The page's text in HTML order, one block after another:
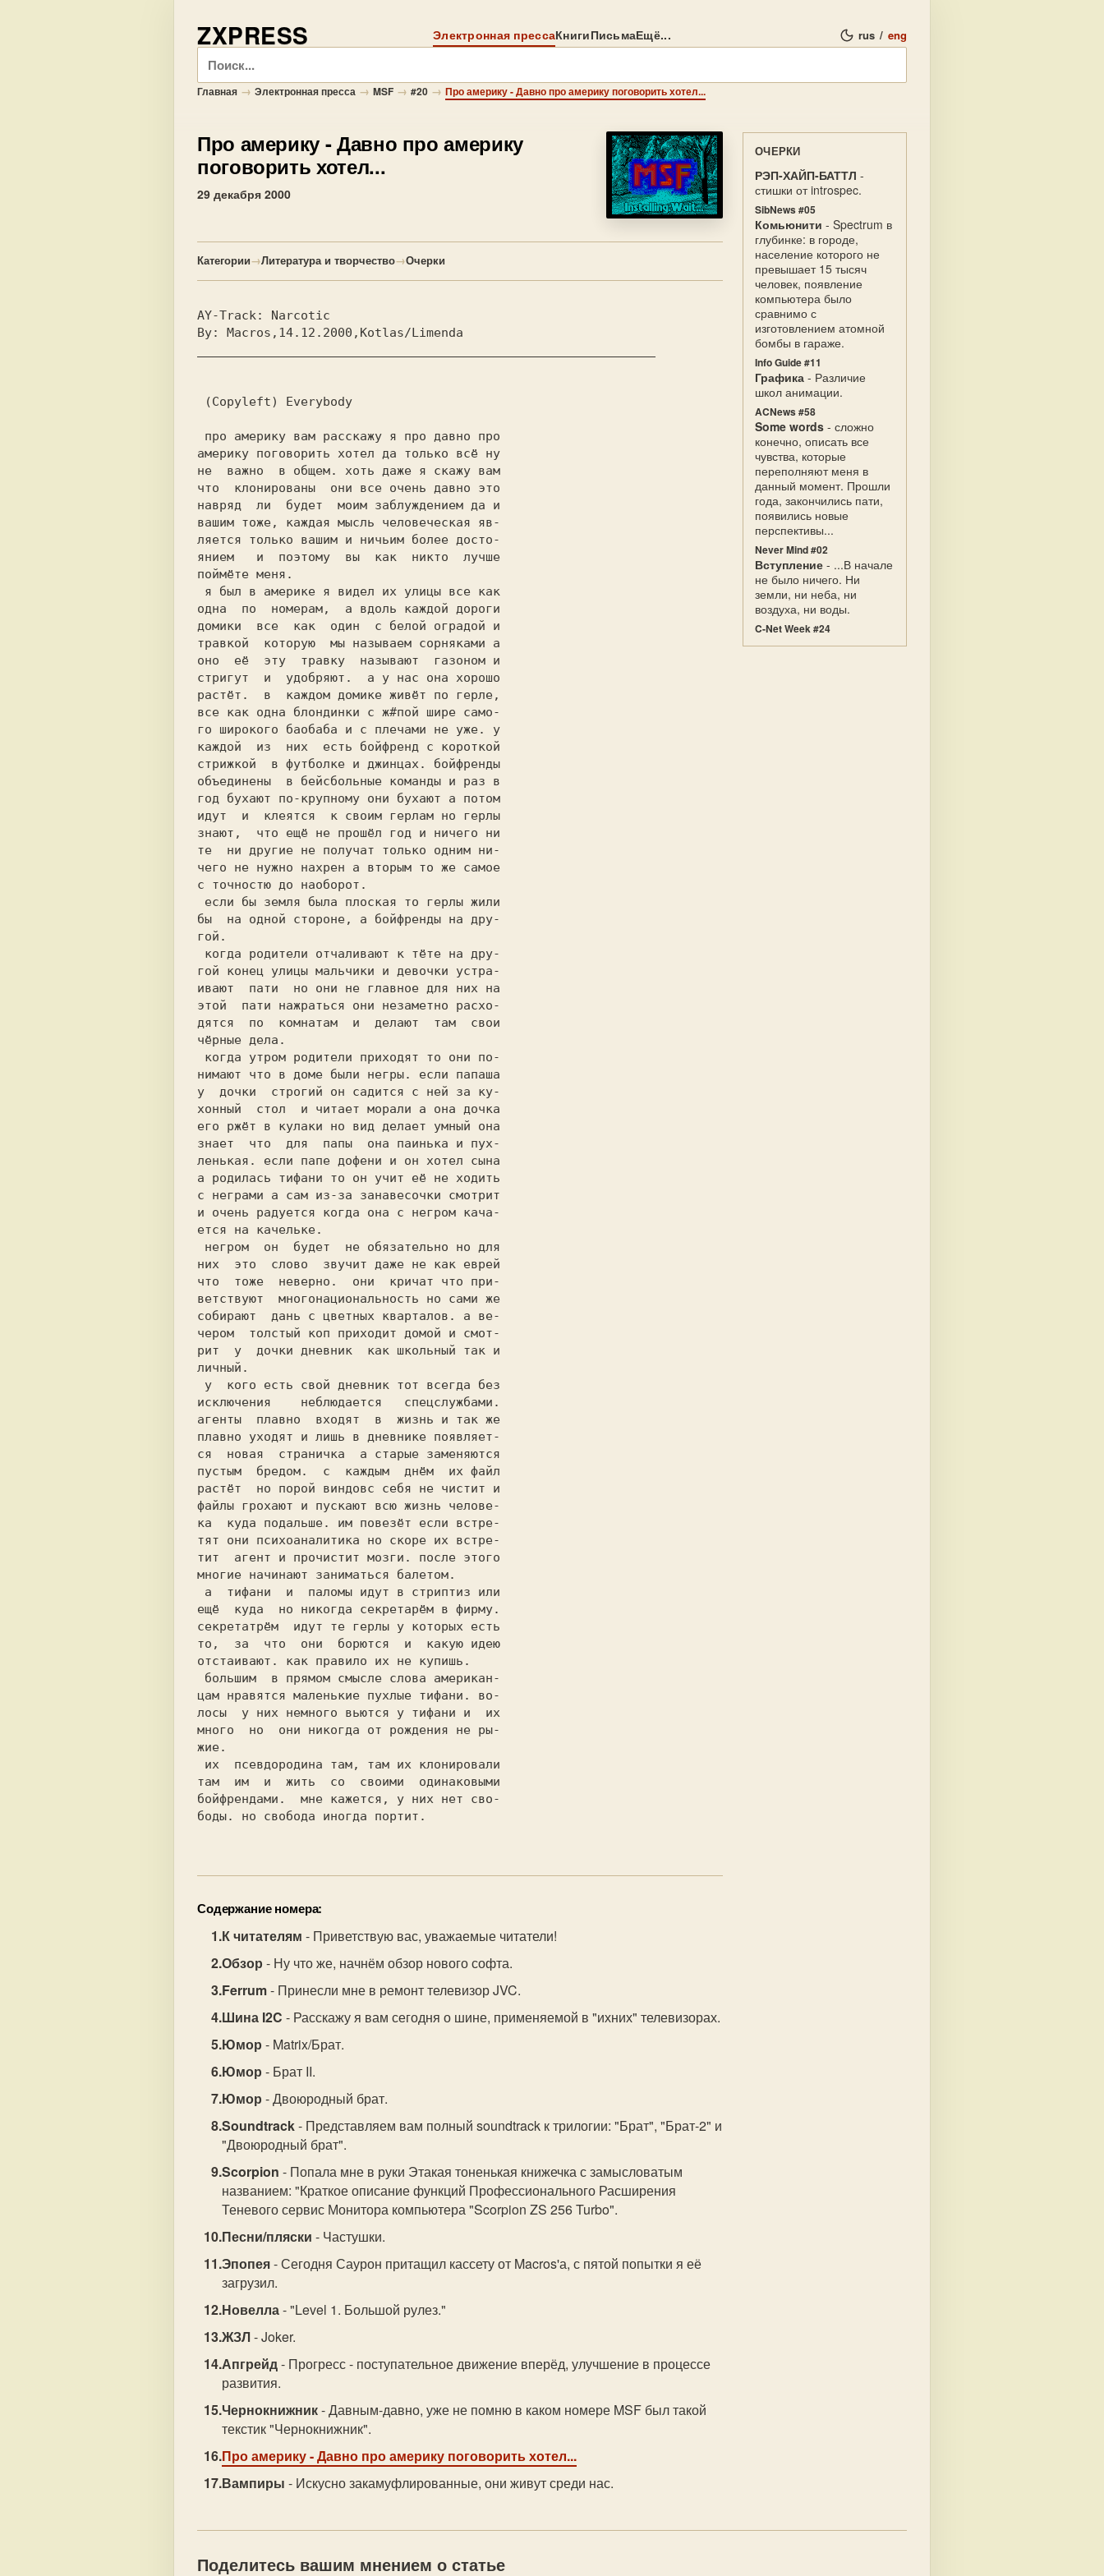
ZXPRESS Электронная прессаКнигиПисьмаЕщё... rus / eng
Поиск
Главная → Электронная пресса → MSF → #20 → Про америку - Давно про америку поговорить хотел...
Про америку - Давно про америку
поговорить хотел...
29 декабря 2000
Категории→Литература и творчество→Очерки
AY-Track: Narcotic
By: Macros,14.12.2000,Kotlas/Limenda
(Copyleft) Everybody
америку поговорить хотел да только всё ну
не  важно  в общем. хоть даже я скажу вам
что  клонированы  они все очень давно это
навряд  ли  будет  моим заблуждением да и
вашим тоже, каждая мысль человеческая яв-
ляется только вашим и ничьим более досто-
янием   и  поэтому  вы  как  никто  лучше
поймёте меня.
одна  по  номерам,  а вдоль каждой дороги
домики  все  как  один  с белой оградой и
травкой  которую  мы называем сорняками а
оно  её  эту  травку  называют  газоном и
стригут  и  удобряют.  а у нас она хорошо
растёт.  в  каждом домике живёт по герле,
го широкого баобаба и с плечами не уже. у
каждой  из  них  есть бойфренд с короткой
стрижкой  в футболке и джинцах. бойфренды
объединены  в бейсбольные команды и раз в
год бухают по-крупному они бухают а потом
идут  и  клеятся  к своим герлам но герлы
знают,  что ещё не прошёл год и ничего ни
те  ни другие не получат только одним ни-
чего не нужно нахрен а вторым то же самое
с точностю до наоборот.
бы  на одной стороне, а бойфренды на дру-
гой.
гой конец улицы мальчики и девочки устра-
ивают  пати  но они не главное для них на
этой  пати нажраться они незаметно расхо-
дятся  по  комнатам  и  делают  там  свои
чёрные дела.
нимают что в доме были негры. если папаша
у  дочки  строгий он садится с ней за ку-
хонный  стол  и читает морали а она дочка
знает  что  для  папы  она паинька и пух-
ленькая. если папе дофени и он хотел сына
а родилась тифани то он учит её не ходить
с неграми а сам из-за занавесочки смотрит
и очень радуется когда она с негром кача-
ется на качельке.
них  это  слово  звучит даже не как еврей
что  тоже  неверно.  они  кричат что при-
ветствуют  многонациональность но сами же
собирают  дань с цветных кварталов. а ве-
чером  толстый коп приходит домой и смот-
рит  у  дочки дневник  как школьный так и
личный.
исключения    неблюдается   спецслужбами.
агенты  плавно  входят  в  жизнь и так же
плавно уходят и лишь в дневнике появляет-
ся  новая  страничка  а старые заменяются
пустым  бредом.  с  каждым  днём  их файл
растёт  но порой виндовс себя не чистит и
файлы грохают и пускают всю жизнь челове-
ка  куда подальше. им повезёт если встре-
тит  агент и прочистит мозги. после этого
многие начинают заниматься балетом.
ещё  куда  но никогда секретарём в фирму.
секретатрём  идут те герлы у которых есть
то,  за  что  они  борются  и  какую идею
отстаивают. как правило их не купишь.
цам нравятся маленькие пухлые тифани. во-
лосы  у них немного вьются у тифани и  их
много  но  они никогда от рождения не ры-
жие.
там  им  и  жить  со  своими  одинаковыми
бойфрендами.  мне кажется, у них нет сво-
боды. но свобода иногда портит.
Содержание номера:
К читателям - Приветствую вас, уважаемые читатели!
Обзор - Ну что же, начнём обзор нового софта.
Ferrum- Принесли мне в ремонт телевизор JVC.
Шина I2C - Расскажу я вам сегодня о шине, применяемой в "ихних" телевизорах.
Юмор - Matrix/Брат.
Юмор - Брат II.
Юмор - Двоюродный брат.
Soundtrack- Представляем вам полный soundtrack к трилогии: "Брат", "Брат-2" и
"Двоюродный брат".
Scorpion - Попала мне в руки Этакая тоненькая книжечка с замысловатым
названием: "Краткое описание функций Профессионального Расширения
Теневого сервис Монитора компьютера "Scorpion ZS 256 Turbo".
Песни/пляски - Частушки.
Эпопея- Сегодня Саурон притащил кассету от Macros'а, с пятой попытки я её
загрузил.
Новелла- "Level 1. Большой рулез."
ЖЗЛ- Joker.
Апгрейд- Прогресс - поступательное движение вперёд, улучшение в процессе
развития.
Чернокнижник- Давным-давно, уже не помню в каком номере MSF был такой
текстик "Чернокнижник".
Про америку- Давно про америку поговорить хотел...
Вампиры - Искусно закамуфлированные, они живут среди нас.
ОЧЕРКИ
РЭП-ХАЙП-БАТТЛ -
стишки от introspec.
SibNews #05
Комьюнити - Spectrum в
глубинке: в городе,
население которого не
превышает 15 тысяч
человек, появление
компьютера было
сравнимо с
изготовлением атомной
бомбы в гараже.
Info Guide #11
Графика - Различие
школ анимации.
ACNews #58
Some words - сложно
конечно, описать все
чувства, которые
переполняют меня в
данный момент. Прошли
года, закончились пати,
появились новые
перспективы...
Never Mind #02
Вступление - ...В начале
не было ничего. Ни
земли, ни неба, ни
воздуха, ни воды.
C-Net Week #24
Поделитесь вашим мнением о статье